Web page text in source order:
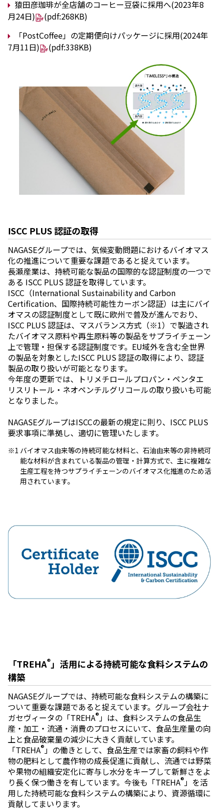
猿田彦珈琲が全店舗のコーヒー豆袋に採用へ(2023年8
月24日)
(pdf:268KB)
「PostCoffee」の定期便向けパッケージに採用(2024年
7月11日)
(pdf:338KB)
ISCC PLUS 認証の取得
NAGASEグループでは、気候変動問題におけるバイオマス
化の推進について重要な課題であると捉えています。
長瀬産業は、持続可能な製品の国際的な認証制度の一つで
ある ISCC PLUS 認証を取得しています。
ISCC（International Sustainability and Carbon
Certification、国際持続可能性カーボン認証）は主にバイ
オマスの認証制度として既に欧州で普及が進んでおり、
ISCC PLUS 認証は、マスバランス方式（※1）で製造され
たバイオマス原料や再生原料等の製品をサプライチェーン
上で管理・担保する認証制度です。EU域外を含む全世界
の製品を対象としたISCC PLUS 認証の取得により、認証
製品の取り扱いが可能となります。
今年度の更新では、トリメチロールプロパン・ペンタエ
リスリトール・ネオペンチルグリコールの取り扱いも可能
となりました。
NAGASEグループはISCCの最新の規定に則り、ISCC PLUS
要求事項に準拠し、適切に管理いたします。
※1 バイオマス由来等の持続可能な材料と、石油由来等の非持続可
能な材料が含まれている製品の管理・計算方式で、主に複雑な
生産工程を持つサプライチェーンのバイオマス化推進のため活
用されています。
「TREHA® 」活用による持続可能な食料システムの
構築
NAGASEグループでは、持続可能な食料システムの構築に
ついて重要な課題であると捉えています。グループ会社ナ
ガセヴィータの「TREHA® 」は、食料システムの食品生
産・加工・流通・消費のプロセスにいて、食品生産量の向
上と食品破棄量の減少に大きく貢献しています。
「TREHA® 」の働きとして、食品生産では家畜の飼料や作
物の肥料として農作物の成長促進に貢献し、流通では野菜
や果物の組織安定化に寄与し水分をキープして新鮮さをよ
り長く保つ働きを有しています。今後も「TREHA® 」を活
用した持続可能な食料システムの構築により、資源循環に
貢献してまいります。